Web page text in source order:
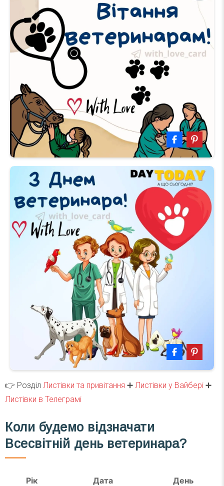
👉 Розділ Листівки та привітання ➕ Листівки у Вайбері ➕
Листівки в Телеграмі
Коли будемо відзначати
Всесвітній день ветеринара?
Рік Дата
День